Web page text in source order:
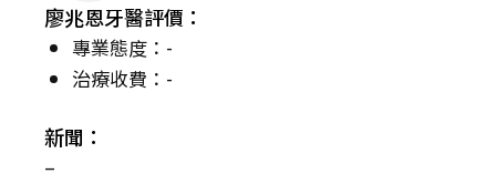
廖兆恩牙醫評價：
專業態度：-
治療收費：-
新聞：
–